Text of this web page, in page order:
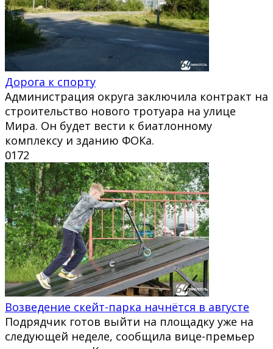
Дорога к спорту
Администрация округа заключила контракт на
строительство нового тротуара на улице
Мира. Он будет вести к биатлонному
комплексу и зданию ФОКа.
0172
Возведение скейт-парка начнётся в августе
Подрядчик готов выйти на площадку уже на
следующей неделе, сообщила вице-премьер